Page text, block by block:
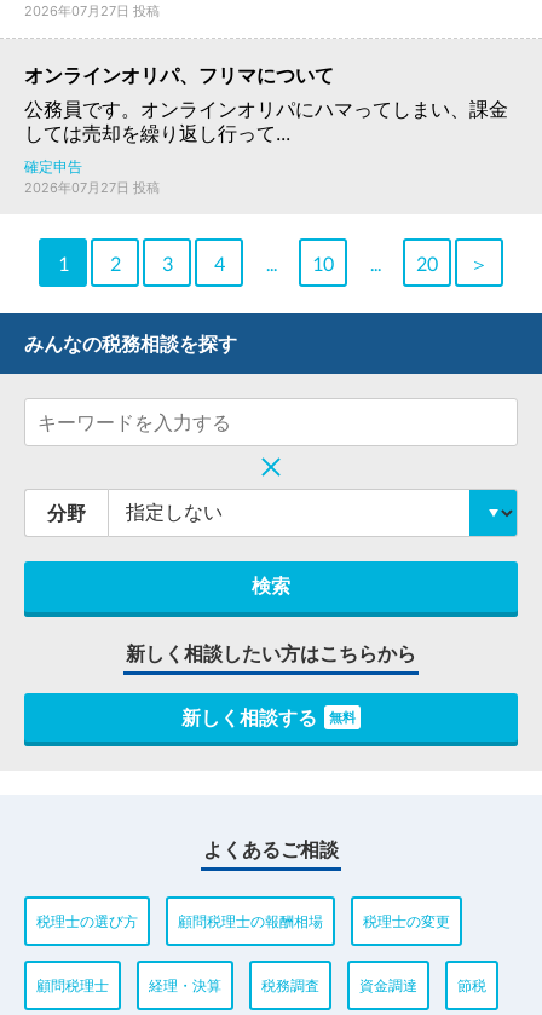
2026年07月27日 投稿
オンラインオリパ、フリマについて
公務員です。オンラインオリパにハマってしまい、課金
しては売却を繰り返し行って...
確定申告
2026年07月27日 投稿
1 2 3 4 ... 10 ... 20 ＞
みんなの税務相談を探す
分野
新しく相談したい方はこちらから
新しく相談する 無料
よくあるご相談
税理士の選び方 顧問税理士の報酬相場 税理士の変更
顧問税理士 経理・決算 税務調査 資金調達 節税